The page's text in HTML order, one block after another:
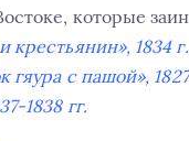
которые
крестьянин», 1834
гяура с пашой»,
1838 гг.